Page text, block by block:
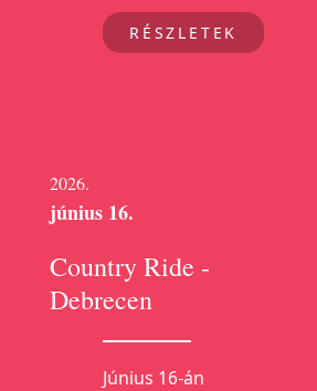
RÉSZLETEK
2026.
június 16.
Country Ride -
Debrecen
Június 16-án